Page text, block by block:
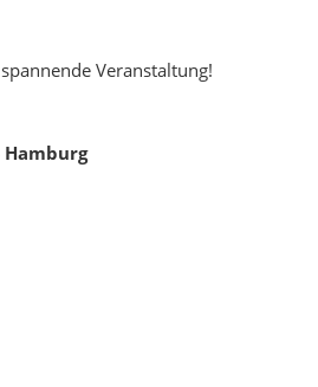
Veranstaltung!
Hamburg